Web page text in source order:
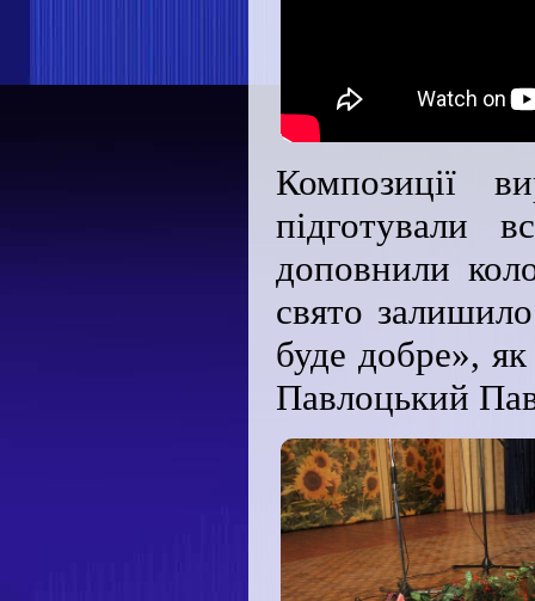
Композиції
підготували
доповнили
свято
буде добре»,
Павлоцький